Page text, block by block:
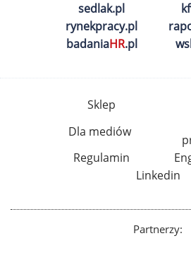
sedlak.pl
rynekpracy.pl
badaniaHR.pl
Sklep
Dla mediów
Regulamin
Linkedin
Partnerzy: